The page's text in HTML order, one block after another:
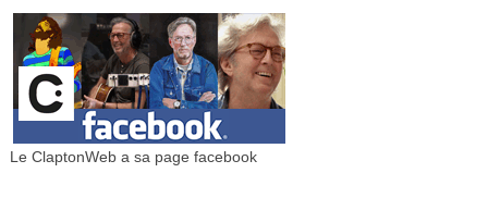
Le ClaptonWeb a sa page facebook